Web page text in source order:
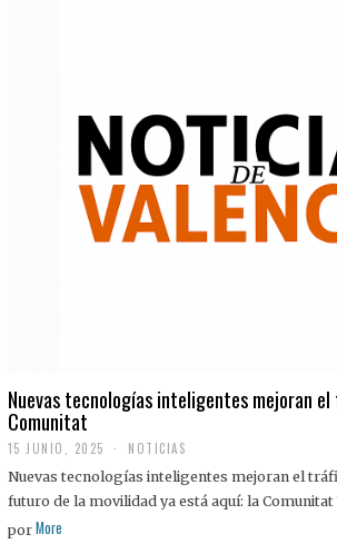
Nuevas tecnologías inteligentes mejoran
Comunitat
15 JUNIO, 2025 NOTICIAS
Nuevas tecnologías inteligentes mejoran el
futuro de la movilidad ya está aquí: la Comunitat
por More